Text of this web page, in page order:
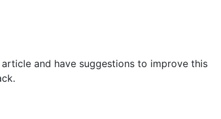
and have suggestions to improve this